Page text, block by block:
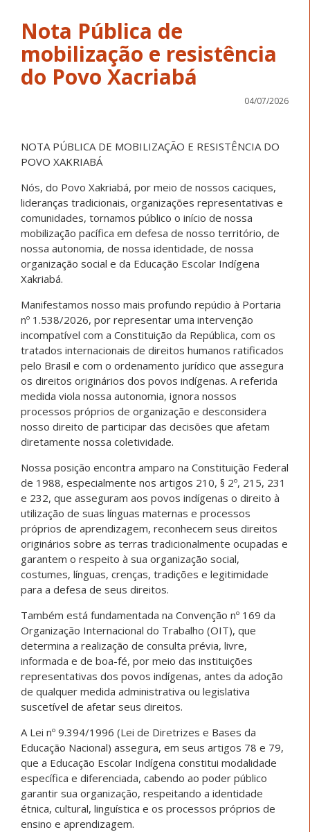
Nota Pública de
mobilização e resistência
do Povo Xacriabá
04/07/2026
NOTA PÚBLICA DE MOBILIZAÇÃO E RESISTÊNCIA DO
POVO XAKRIABÁ
Nós, do Povo Xakriabá, por meio de nossos caciques,
lideranças tradicionais, organizações representativas e
comunidades, tornamos público o início de nossa
mobilização pacífica em defesa de nosso território, de
nossa autonomia, de nossa identidade, de nossa
organização social e da Educação Escolar Indígena
Xakriabá.
Manifestamos nosso mais profundo repúdio à Portaria
nº 1.538/2026, por representar uma intervenção
incompatível com a Constituição da República, com os
tratados internacionais de direitos humanos ratificados
pelo Brasil e com o ordenamento jurídico que assegura
os direitos originários dos povos indígenas. A referida
medida viola nossa autonomia, ignora nossos
processos próprios de organização e desconsidera
nosso direito de participar das decisões que afetam
diretamente nossa coletividade.
Nossa posição encontra amparo na Constituição Federal
de 1988, especialmente nos artigos 210, § 2º, 215, 231
e 232, que asseguram aos povos indígenas o direito à
utilização de suas línguas maternas e processos
próprios de aprendizagem, reconhecem seus direitos
originários sobre as terras tradicionalmente ocupadas e
garantem o respeito à sua organização social,
costumes, línguas, crenças, tradições e legitimidade
para a defesa de seus direitos.
Também está fundamentada na Convenção nº 169 da
Organização Internacional do Trabalho (OIT), que
determina a realização de consulta prévia, livre,
informada e de boa-fé, por meio das instituições
representativas dos povos indígenas, antes da adoção
de qualquer medida administrativa ou legislativa
suscetível de afetar seus direitos.
A Lei nº 9.394/1996 (Lei de Diretrizes e Bases da
Educação Nacional) assegura, em seus artigos 78 e 79,
que a Educação Escolar Indígena constitui modalidade
específica e diferenciada, cabendo ao poder público
garantir sua organização, respeitando a identidade
étnica, cultural, linguística e os processos próprios de
ensino e aprendizagem.